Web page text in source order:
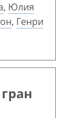
, Юлия
, Генри